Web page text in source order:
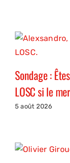
Sondage :
LOSC si le
5 août 2026